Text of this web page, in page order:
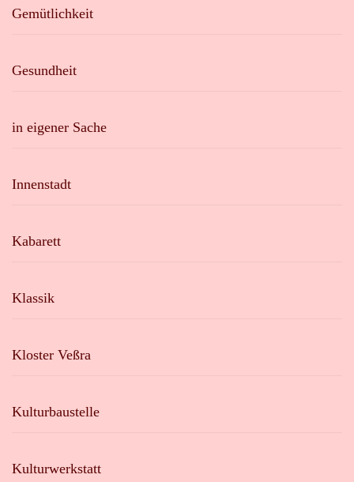
Gemütlichkeit
Gesundheit
in eigener Sache
Innenstadt
Kabarett
Klassik
Kloster Veßra
Kulturbaustelle
Kulturwerkstatt